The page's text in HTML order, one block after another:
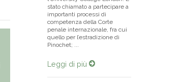
stato chiamato a partecipare a
importanti processi di
competenza della Corte
penale internazionale, fra cui
quello per l’estradizione di
Pinochet; ...
Leggi di più